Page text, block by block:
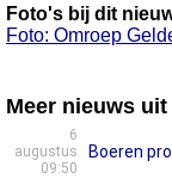
Foto's bij dit
Foto: Omroep
Meer nieuws
6
augustus
09:50
Boeren